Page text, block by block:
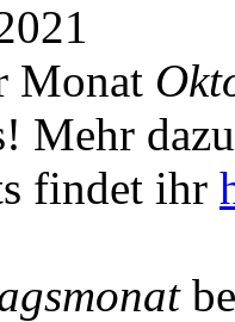
Monat
Mehr
findet ihr